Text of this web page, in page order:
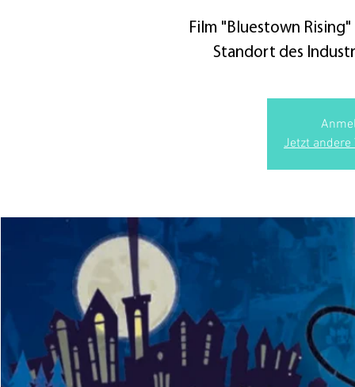
Film "Bluestown
Standort des
Jetzt andere